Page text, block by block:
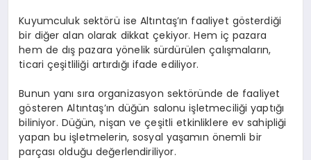
Kuyumculuk sektörü ise Altıntaş’ın faaliyet gösterdiği
bir diğer alan olarak dikkat çekiyor. Hem iç pazara
hem de dış pazara yönelik sürdürülen çalışmaların,
ticari çeşitliliği artırdığı ifade ediliyor.
Bunun yanı sıra organizasyon sektöründe de faaliyet
gösteren Altıntaş’ın düğün salonu işletmeciliği yaptığı
biliniyor. Düğün, nişan ve çeşitli etkinliklere ev sahipliği
yapan bu işletmelerin, sosyal yaşamın önemli bir
parçası olduğu değerlendiriliyor.